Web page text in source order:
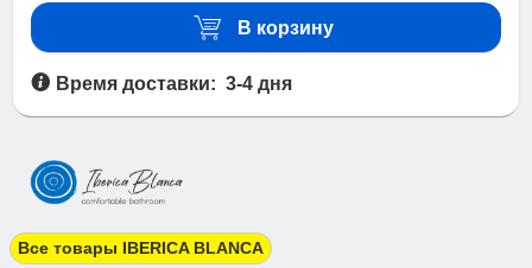
В корзину
Время доставки: 3-4 дня
Все товары IBERICA BLANCA